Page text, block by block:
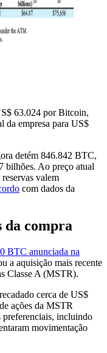
63.024 por Bitcoin,
da empresa para US$
detém 846.842 BTC,
bilhões. Ao preço atual
valem
com dados da
da compra
BTC anunciada na
a aquisição mais recente
Classe A (MSTR).
cerca de US$
ações da MSTR
preferenciais, incluindo
movimentação